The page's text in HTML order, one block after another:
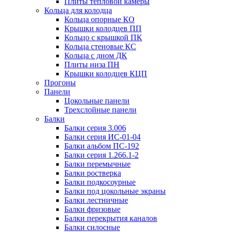
Кольца для колодца
Кольца опорные КО
Крышки колодцев ПП
Кольцо с крышкой ПК
Кольца стеновые КС
Кольца с дном ДК
Плиты низа ПН
Крышки колодцев КЦП
Прогоны
Панели
Цокольные панели
Трехслойные панели
Балки
Балки серия 3.006
Балки серия ИС-01-04
Балки альбом ПС-192
Балки серия 1.266.1-2
Балки перемычные
Балки ростверка
Балки подкосоурные
Балки под цокольные экраны
Балки лестничные
Балки фризовые
Балки перекрытия каналов
Балки силосные